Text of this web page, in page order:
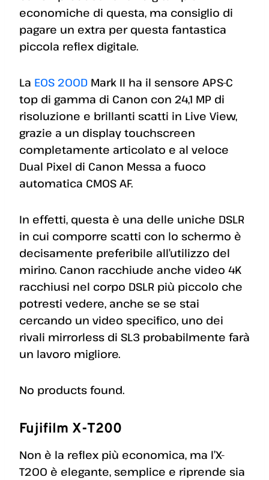
economiche di questa, ma consiglio di
pagare un extra per questa fantastica
piccola reflex digitale.
La EOS 200D Mark II ha il sensore APS-C
top di gamma di Canon con 24,1 MP di
risoluzione e brillanti scatti in Live View,
grazie a un display touchscreen
completamente articolato e al veloce
Dual Pixel di Canon Messa a fuoco
automatica CMOS AF.
In effetti, questa è una delle uniche DSLR
in cui comporre scatti con lo schermo è
decisamente preferibile all’utilizzo del
mirino. Canon racchiude anche video 4K
racchiusi nel corpo DSLR più piccolo che
potresti vedere, anche se se stai
cercando un video specifico, uno dei
rivali mirrorless di SL3 probabilmente farà
un lavoro migliore.
No products found.
Fujifilm X-T200
Non è la reflex più economica, ma l’X-
T200 è elegante, semplice e riprende sia